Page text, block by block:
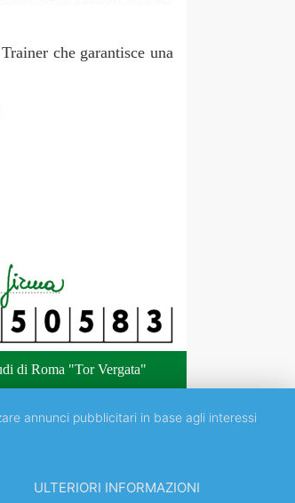
che garantisce una
di Roma "Tor Vergata"
annunci pubblicitari in base agli interessi
ULTERIORI INFORMAZIONI